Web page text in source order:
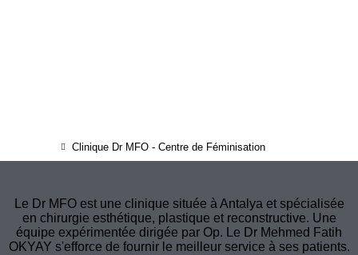
Clinique Dr MFO - Centre de Féminisation
Le Dr MFO est une clinique située à Antalya et spécialisée
en chirurgie esthétique, plastique et reconstructive. Une
équipe expérimentée dirigée par Op. Le Dr Mehmed Fatih
OKYAY s'efforce de fournir le meilleur service à ses patients.